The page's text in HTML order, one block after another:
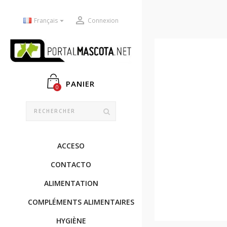
Français  Connexion
PANIER
0
ACCESO
CONTACTO
ALIMENTATION
COMPLÉMENTS ALIMENTAIRES
HYGIÈNE